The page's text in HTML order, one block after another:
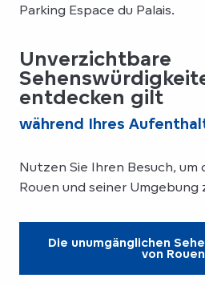
Parking Espace du Palais.
Unverzichtbare
entdecken gilt
während Ihres
Nutzen Sie Ihren Besuch, um
Rouen und seiner Umgebung
Die unumgänglichen
von Rouen